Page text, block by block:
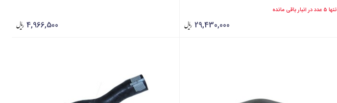
تنها 5 عدد در انبار باقی مانده
29,430,000
4,966,500